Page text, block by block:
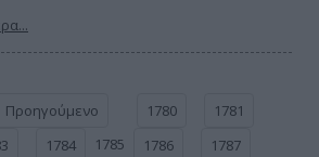
Προηγούμενο 1780
1781
1784 1785 1786
1787